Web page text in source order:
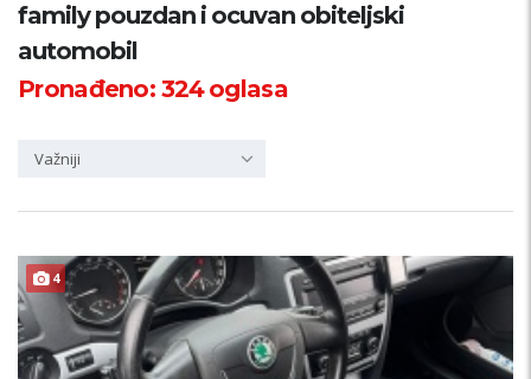
Županija
Samo sa slikom
family pouzdan i ocuvan obiteljski
automobil
Pronađeno:324oglasa
Važniji
4 AKCIJA !